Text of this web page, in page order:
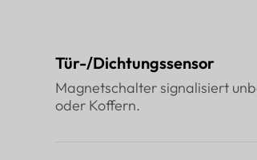
Tür-/Dichtungssensor
Magnetschalter signalisiert
oder Koffern.